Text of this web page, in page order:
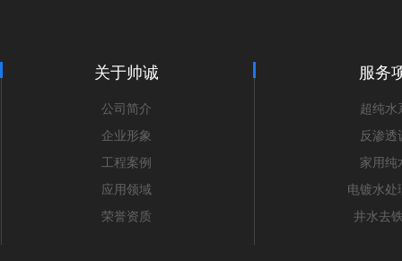
关于帅诚
公司简介
企业形象
工程案例
应用领域
荣誉资质
服务
超纯水
反渗透
家用纯
电镀水处
井水去